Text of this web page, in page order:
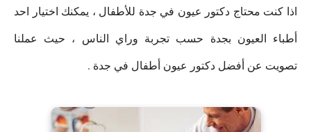
اذا كنت محتاج دكتور عيون في جدة للأطفال ، يمكنك اختيار احد
أطباء العيون بجدة حسب تجربة وراي الناس ، حيث عملنا
تصويت عن أفضل دكتور عيون أطفال في جدة .